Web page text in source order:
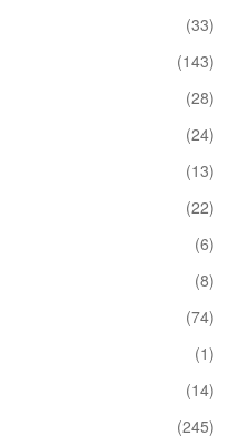
(33)
(143)
(28)
(24)
(13)
(22)
(6)
(8)
(74)
(1)
(14)
(245)